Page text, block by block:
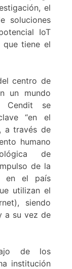
el
soluciones
IoT
que tiene el
centro de
un mundo
Cendit se
“en el
a través de
humano
de
de la
en el país
utilizan el
siendo
a su vez de
de los
institución